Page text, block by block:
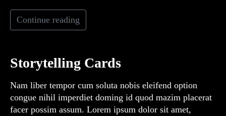
Continue reading
Storytelling Cards
Nam liber tempor cum soluta nobis eleifend option
congue nihil imperdiet doming id quod mazim placerat
facer possim assum. Lorem ipsum dolor sit amet,